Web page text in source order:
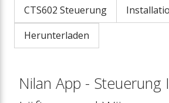
CTS602 Steuerung
Herunterladen
Nilan App - Steuerung